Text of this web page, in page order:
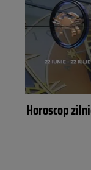
Horoscop